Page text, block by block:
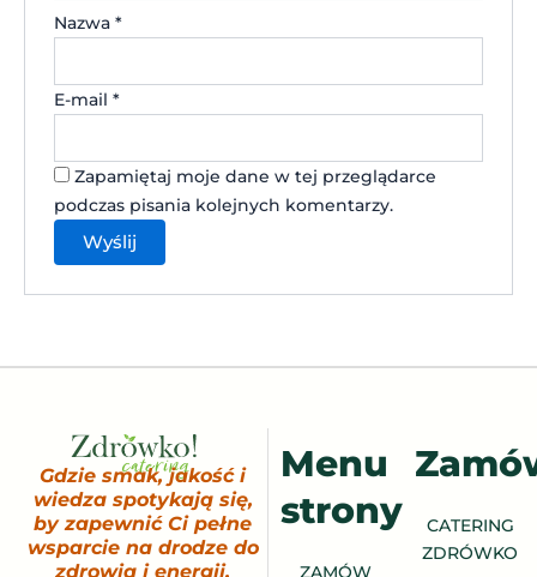
Nazwa*
E-mail*
Zapamiętaj moje dane w tej przeglądarce
podczas pisania kolejnych komentarzy.
Gdzie smak, jakość i
wiedza spotykają się,
by zapewnić Ci pełne
wsparcie na drodze do
zdrowia i energii.
Menu
strony
ZAMÓW
CATERING
ZDRÓWKO